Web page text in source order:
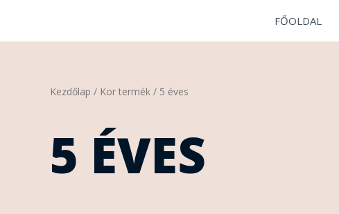
content
FŐOLDAL
Kezdőlap / Kor termék / 5 éves
5 ÉVES